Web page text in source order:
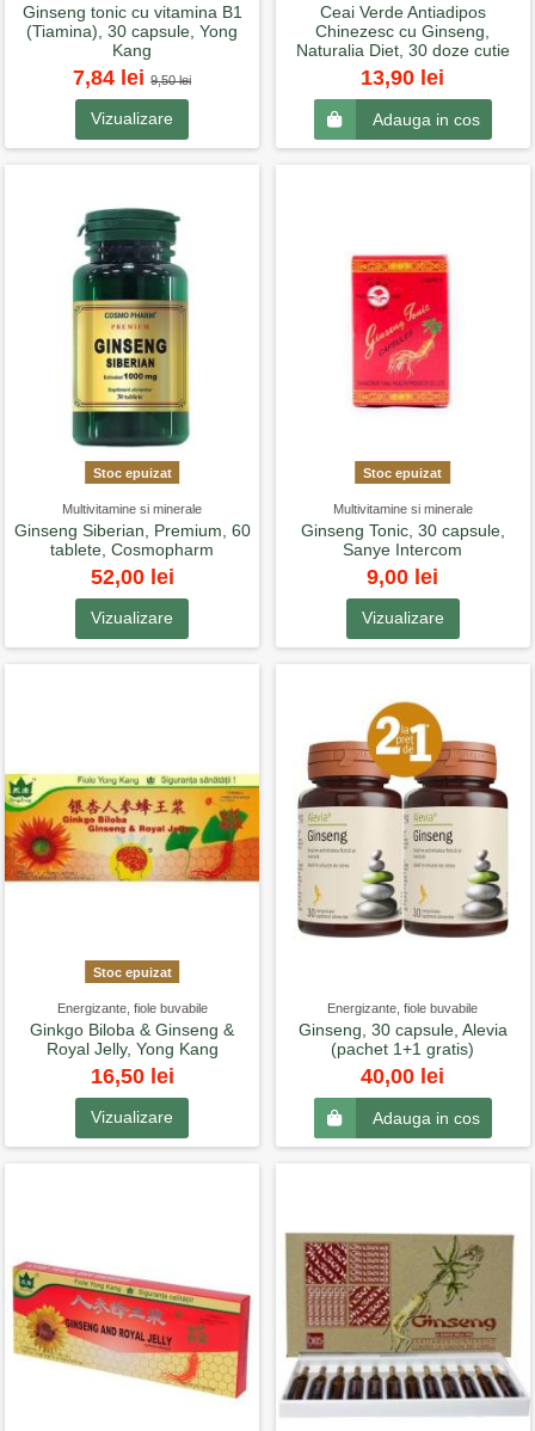
Ginseng tonic cu vitamina B1
(Tiamina), 30 capsule, Yong
Kang
7,84 lei9,50 lei
Vizualizare
Ceai Verde Antiadipos
Chinezesc cu Ginseng,
Naturalia Diet, 30 doze cutie
13,90 lei
Adauga in cos
Stoc epuizat
Multivitamine si minerale
Ginseng Siberian, Premium, 60
tablete, Cosmopharm
52,00 lei
Vizualizare
Stoc epuizat
Multivitamine si minerale
Ginseng Tonic, 30 capsule,
Sanye Intercom
9,00 lei
Vizualizare
Stoc epuizat
Energizante, fiole buvabile
Ginkgo Biloba & Ginseng &
Royal Jelly, Yong Kang
16,50 lei
Vizualizare
Energizante, fiole buvabile
Ginseng, 30 capsule, Alevia
(pachet 1+1 gratis)
40,00 lei
Adauga in cos